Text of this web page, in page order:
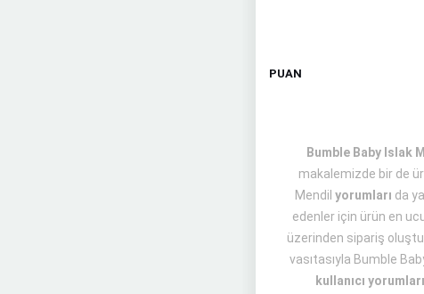
PUAN
Bumble Baby Islak
makalemizde bir de
Mendil yorumları da
edenler için ürün en
üzerinden sipariş
vasıtasıyla Bumble
kullanıcı yorumları